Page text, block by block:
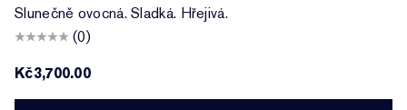
Slunečně ovocná. Sladká. Hřejivá.
(0)
Kč3,700.00